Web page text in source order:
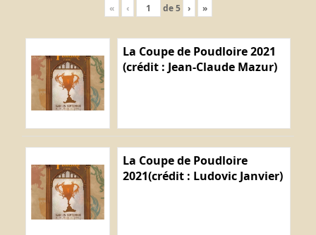
« ‹ de5 › »
La Coupe de Poudloire 2021
(crédit : Jean-Claude Mazur)
La Coupe de Poudloire
2021(crédit : Ludovic Janvier)